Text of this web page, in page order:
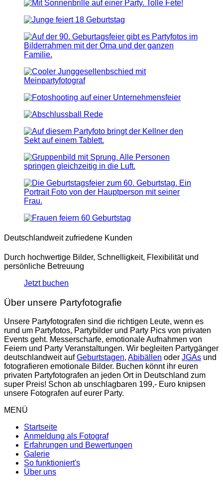
Deutschlandweit zufriedene Kunden
Durch hochwertige Bilder, Schnelligkeit, Flexibilität und
persönliche Betreuung
Jetzt buchen
Über unsere Partyfotografie
Unsere Partyfotografen sind die richtigen Leute, wenn es
rund um Partyfotos, Partybilder und Party Pics von privaten
Events geht. Messerscharfe, emotionale Aufnahmen von
Feiern und Party Veranstaltungen. Wir begleiten Partygänger
deutschlandweit aufGeburtstagen, Abibällen oder JGAs und
fotografieren emotionale Bilder. Buchen könnt ihr euren
privaten Partyfotografen an jeden Ort in Deutschland zum
super Preis! Schon ab unschlagbaren 199,- Euro knipsen
unsere Fotografen auf eurer Party.
MENÜ
Startseite
Anmeldung als Fotograf
Erfahrungen und Bewertungen
Galerie
So funktioniert's
Über uns